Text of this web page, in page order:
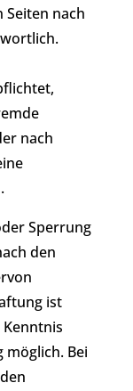
Seiten nach
nach
Sperrung
den
ist
Bei